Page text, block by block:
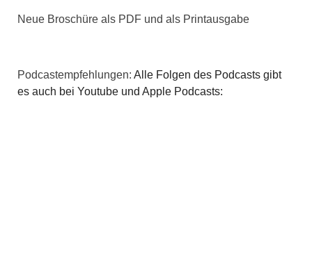
Neue Broschüre als PDF und als Printausgabe
Podcastempfehlungen: Alle Folgen des Podcasts gibt
es auch bei Youtube und Apple Podcasts: